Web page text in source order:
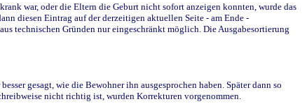
war, oder die Eltern die Geburt nicht sofort anzeigen konnten, wurde das
diesen Eintrag auf der derzeitigen aktuellen Seite - am Ende -
technischen Gründen nur eingeschränkt möglich. Die Ausgabesortierung
gesagt, wie die Bewohner ihn ausgesprochen haben. Später dann so
nicht richtig ist, wurden Korrekturen vorgenommen.